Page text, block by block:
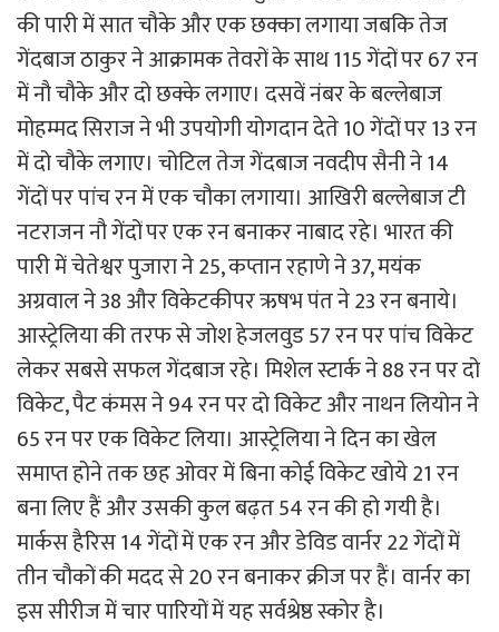
की पारी में सात चौके और एक छक्का लगाया जबकि तेज
गेंदबाज ठाकुर ने आक्रामक तेवरों के साथ 115 गेंदों पर 67 रन
में नौ चौके और दो छक्के लगाए। दसवें नंबर के बल्लेबाज
मोहम्मद सिराज ने भी उपयोगी योगदान देते 10 गेंदों पर 13 रन
में दो चौके लगाए। चोटिल तेज गेंदबाज नवदीप सैनी ने 14
गेंदों पर पांच रन में एक चौका लगाया। आखिरी बल्लेबाज टी
नटराजन नौ गेंदों पर एक रन बनाकर नाबाद रहे। भारत की
पारी में चेतेश्वर पुजारा ने 25, कप्तान रहाणे ने 37, मयंक
अग्रवाल ने 38 और विकेटकीपर ऋषभ पंत ने 23 रन बनाये।
आस्ट्रेलिया की तरफ से जोश हेजलवुड 57 रन पर पांच विकेट
लेकर सबसे सफल गेंदबाज रहे। मिशेल स्टार्क ने 88 रन पर दो
विकेट, पैट कंमस ने 94 रन पर दो विकेट और नाथन लियोन ने
65 रन पर एक विकेट लिया। आस्ट्रेलिया ने दिन का खेल
समाप्त होने तक छह ओवर में बिना कोई विकेट खोये 21 रन
बना लिए हैं और उसकी कुल बढ़त 54 रन की हो गयी है।
मार्कस हैरिस 14 गेंदों में एक रन और डेविड वार्नर 22 गेंदों में
तीन चौकों की मदद से 20 रन बनाकर क्रीज पर हैं। वार्नर का
इस सीरीज में चार पारियों में यह सर्वश्रेष्ठ स्कोर है।